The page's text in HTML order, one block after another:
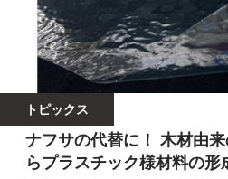
トピックス
ナフサの代替に！ 木材由
らプラスチック様材料の形